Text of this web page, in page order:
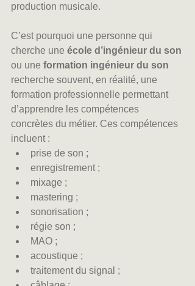
production musicale.
C’est pourquoi une personne qui
cherche une école d’ingénieur du son
ou une formation ingénieur du son
recherche souvent, en réalité, une
formation professionnelle permettant
d’apprendre les compétences
concrètes du métier. Ces compétences
incluent :
prise de son ;
enregistrement ;
mixage ;
mastering ;
sonorisation ;
régie son ;
MAO ;
acoustique ;
traitement du signal ;